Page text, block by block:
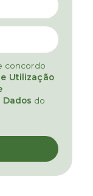
concordo
Utilização
do